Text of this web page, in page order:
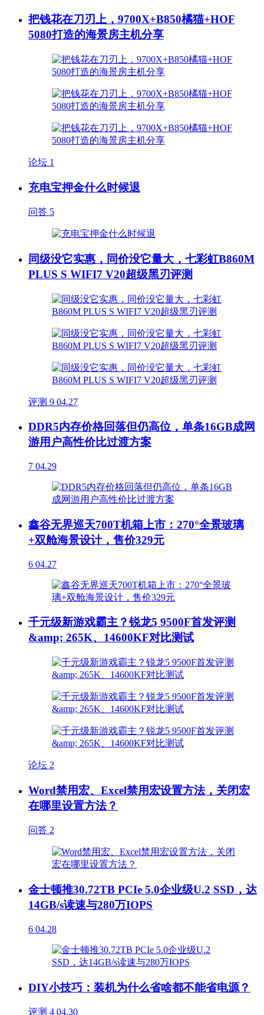
把钱花在刀刃上，9700X+B850橘猫+HOF
5080打造的海景房主机分享
论坛 1
充电宝押金什么时候退
问答 5
同级没它实惠，同价没它量大，七彩虹B860M
PLUS S WIFI7 V20超级黑刃评测
评测 9 04.27
DDR5内存价格回落但仍高位，单条16GB成网
游用户高性价比过渡方案
7 04.29
鑫谷无界巡天700T机箱上市：270°全景玻璃
+双舱海景设计，售价329元
6 04.27
千元级新游戏霸主？锐龙5 9500F首发评测
&amp; 265K、14600KF对比测试
论坛 2
Word禁用宏、Excel禁用宏设置方法，关闭宏
在哪里设置方法？
问答 2
金士顿推30.72TB PCIe 5.0企业级U.2 SSD，达
14GB/s读速与280万IOPS
6 04.28
DIY小技巧：装机为什么省啥都不能省电源？
评测 4 04.30